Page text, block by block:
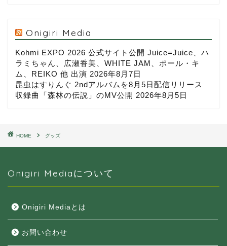
Onigiri Media
Kohmi EXPO 2026 公式サイト公開 Juice=Juice、ハ
ラミちゃん、広瀬香美、WHITE JAM、ポール・キ
ム、REIKO 他 出演 2026年8月7日
昆虫はすりんぐ 2ndアルバムを8月5日配信リリース
収録曲「森林の伝説」のMV公開 2026年8月5日
HOME グッズ
Onigiri Mediaについて
Onigiri Mediaとは
お問い合わせ